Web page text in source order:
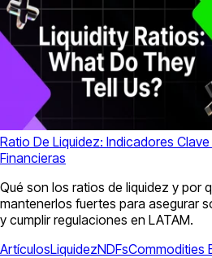
Ratio De Liquidez: Indicadores
Financieras
Qué son los ratios de liquidez y por
mantenerlos fuertes para asegurar
y cumplir regulaciones en LATAM.
ArtículosLiquidezNDFsCommodities